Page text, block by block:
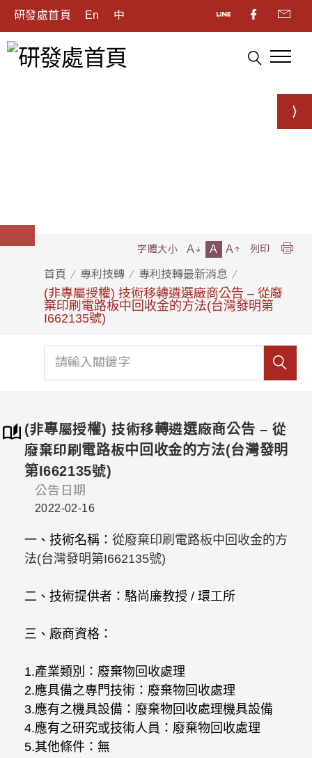
研發處首頁 En 中
首頁 專利技轉 專利技轉最新消息
(非專屬授權) 技術移轉遴選廠商公告 – 從廢
棄印刷電路板中回收金的方法(台灣發明第
I662135號)
字體大小 A A A 列印
(非專屬授權) 技術移轉遴選廠商公告 – 從
廢棄印刷電路板中回收金的方法(台灣發明
第I662135號)
公告日期
2022-02-16
一、技術名稱： 從廢棄印刷電路板中回收金的方
法(台灣發明第I662135號)
二、技術提供者： 駱尚廉教授 / 環工所
三、廠商資格：
1.產業類別：廢棄物回收處理
2.應具備之專門技術：廢棄物回收處理
3.應有之機具設備：廢棄物回收處理機具設備
4.應有之研究或技術人員：廢棄物回收處理
5.其他條件：無